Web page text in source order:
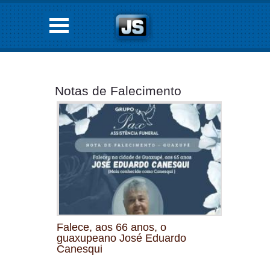
Notas de Falecimento
Falece, aos 66 anos, o
guaxupeano José Eduardo
Canesqui